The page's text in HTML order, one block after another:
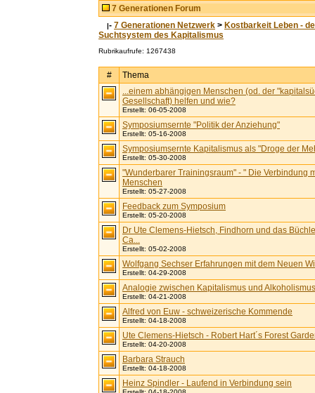
7 Generationen Forum
|- 7 Generationen Netzwerk > Kostbarkeit Leben -
Suchtsystem des Kapitalismus
Rubrikaufrufe: 1267438
#
Thema
...einem abhängigen Menschen (od. der
Gesellschaft) helfen und wie?
Erstellt: 06-05-2008
Symposiumsernte "Politik der Anziehung"
Erstellt: 05-16-2008
Symposiumsernte Kapitalismus als "Droge der
Erstellt: 05-30-2008
"Wunderbarer Trainingsraum" - " Die Verbindung
Menschen
Erstellt: 05-27-2008
Feedback zum Symposium
Erstellt: 05-20-2008
Dr Ute Clemens-Hietsch, Findhorn und das
Ca...
Erstellt: 05-02-2008
Wolfgang Sechser Erfahrungen mit dem Neuen
Erstellt: 04-29-2008
Analogie zwischen Kapitalismus und Alkoholismus
Erstellt: 04-21-2008
Alfred von Euw - schweizerische Kommende
Erstellt: 04-18-2008
Ute Clemens-Hietsch - Robert Hart´s Forest
Erstellt: 04-20-2008
Barbara Strauch
Erstellt: 04-18-2008
Heinz Spindler - Laufend in Verbindung sein